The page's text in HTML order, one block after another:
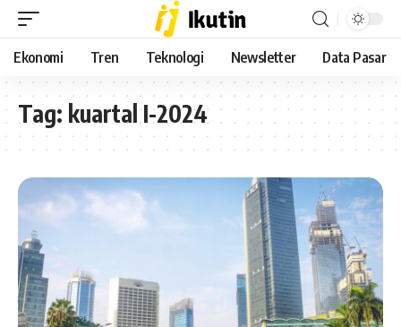
Ekonomi Tren Teknologi Newsletter Data Pasar
Tag: kuartal I-2024